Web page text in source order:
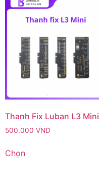
Thanh Fix Luban L3 Mini
500.000 VND
Chọn